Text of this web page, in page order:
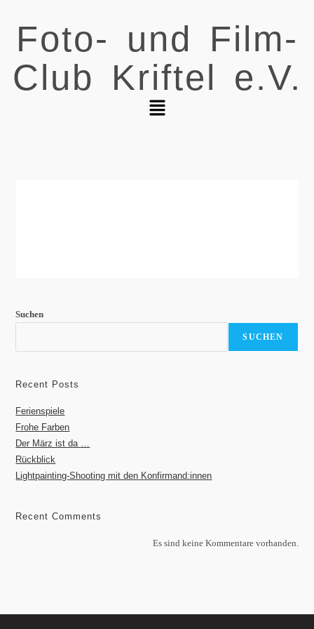
Foto- und Film-
Club Kriftel e.V.
Suchen
SUCHEN
Recent Posts
Ferienspiele
Frohe Farben
Der März ist da …
Rückblick
Lightpainting-Shooting mit den Konfirmand:innen
Recent Comments
Es sind keine Kommentare vorhanden.